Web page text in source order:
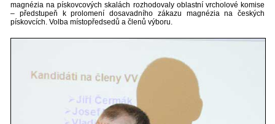
magnézia na pískovcových skalách rozhodovaly oblastní vrcholové komise
– předstupeň k prolomení dosavadního zákazu magnézia na českých
pískovcích. Volba místopředsedů a členů výboru.